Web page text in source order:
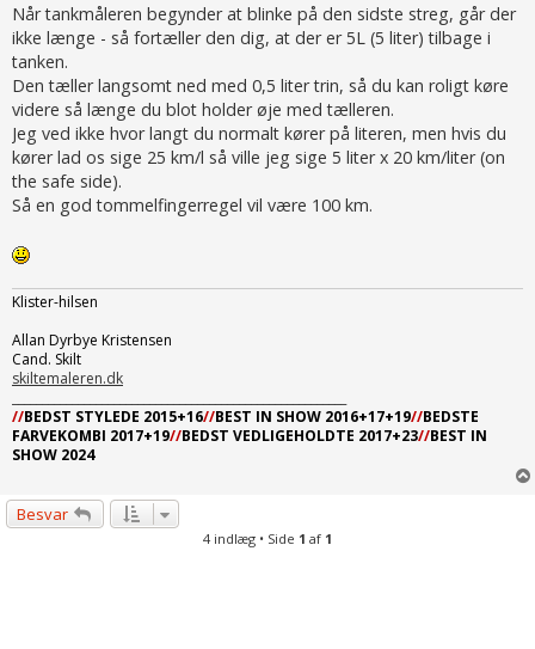
d
l
æ
g
Når tankmåleren begynder at blinke på den sidste streg, går der
ikke længe - så fortæller den dig, at der er 5L (5 liter) tilbage i
tanken.
Den tæller langsomt ned med 0,5 liter trin, så du kan roligt køre
videre så længe du blot holder øje med tælleren.
Jeg ved ikke hvor langt du normalt kører på literen, men hvis du
kører lad os sige 25 km/l så ville jeg sige 5 liter x 20 km/liter (on
the safe side).
Så en god tommelfingerregel vil være 100 km.
Klister-hilsen
Allan Dyrbye Kristensen
Cand. Skilt
skiltemaleren.dk
//BEDST STYLEDE 2015+16//BEST IN SHOW 2016+17+19//BEDSTE
FARVEKOMBI 2017+19//BEDST VEDLIGEHOLDTE 2017+23//BEST IN
SHOW 2024
Besvar
4 indlæg • Side 1 af 1